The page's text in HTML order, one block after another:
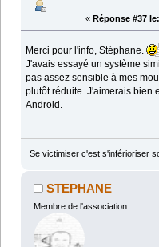
« Réponse #37 le:
Merci pour l'info, Stéphane.
J'avais essayé un système
pas assez sensible à mes
plutôt réduite. J'aimerais bien
Android.
Se victimiser c'est s'inférioriser
STEPHANE
Membre de l'association